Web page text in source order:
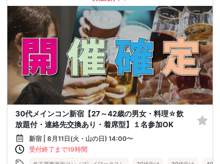
30代メインコン新宿【27～42歳の男女・料理☆飲
放題付・連絡先交換あり・着席型】１名参加OK
新宿 | 8月11日(火・山の日) 14:00〜
受付終了まで19時間